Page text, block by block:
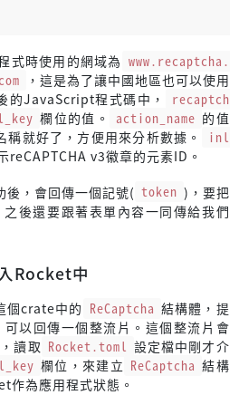
式時使用的網域為 www.recaptcha.
，這是為了讓中國地區也可以使用
的JavaScript程式碼中，
recaptch
欄位的值。 action_name 的值
就好了，方便用來分析數據。
inl
reCAPTCHA v3徽章的元素ID。
後，會回傳一個記號( token )，要把
之後還要跟著表單內容一同傳給我們
Rocket中
個crate中的 ReCaptcha 結構體，提
可以回傳一個整流片。這個整流片會
讀取 Rocket.toml 設定檔中剛才介
欄位，來建立 ReCaptcha 結構
作為應用程式狀態。